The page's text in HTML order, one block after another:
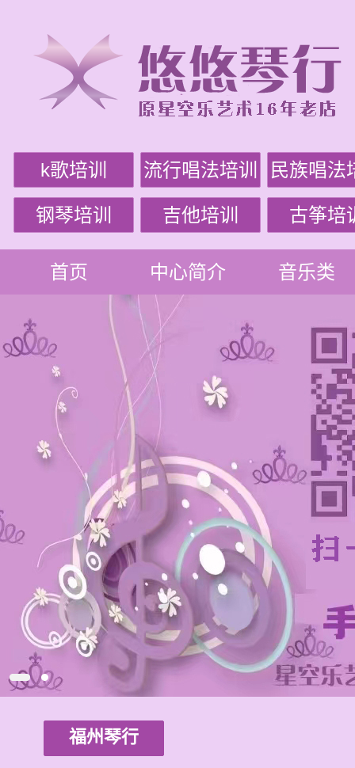
k歌培训 流行唱法培训 民族唱法
钢琴培训 吉他培训 古筝培
首页 中心简介 音乐类
福州琴行